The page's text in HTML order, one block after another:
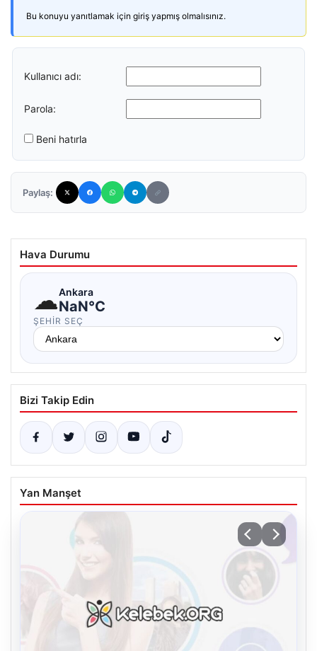
Bu konuyu yanıtlamak için giriş yapmış olmalısınız.
Kullanıcı adı:
Parola:
Beni hatırla
Paylaş:
Hava Durumu
☁Ankara
NaN°C
ŞEHIR SEÇ
Bizi Takip Edin
Yan Manşet